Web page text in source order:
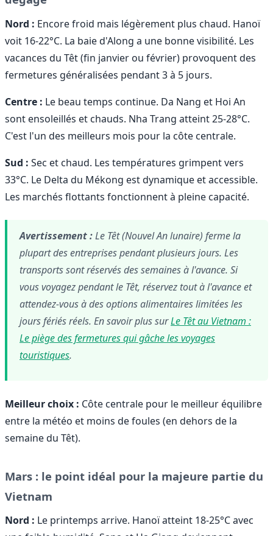
Nord : Encore froid mais légèrement plus chaud. Hanoï
voit 16-22°C. La baie d'Along a une bonne visibilité. Les
vacances du Têt (fin janvier ou février) provoquent des
fermetures généralisées pendant 3 à 5 jours.
Centre : Le beau temps continue. Da Nang et Hoi An
sont ensoleillés et chauds. Nha Trang atteint 25-28°C.
C'est l'un des meilleurs mois pour la côte centrale.
Sud : Sec et chaud. Les températures grimpent vers
33°C. Le Delta du Mékong est dynamique et accessible.
Les marchés flottants fonctionnent à pleine capacité.
Avertissement :Le Têt (Nouvel An lunaire) ferme la
plupart des entreprises pendant plusieurs jours. Les
transports sont réservés des semaines à l'avance. Si
vous voyagez pendant le Têt, réservez tout à l'avance et
attendez-vous à des options alimentaires limitées les
jours fériés réels. En savoir plus surLe Têt au Vietnam :
Le piège des fermetures qui gâche les voyages
touristiques.
Meilleur choix : Côte centrale pour le meilleur équilibre
entre la météo et moins de foules (en dehors de la
semaine du Têt).
Mars : le point idéal pour la majeure partie du
Vietnam
Nord : Le printemps arrive. Hanoï atteint 18-25°C avec